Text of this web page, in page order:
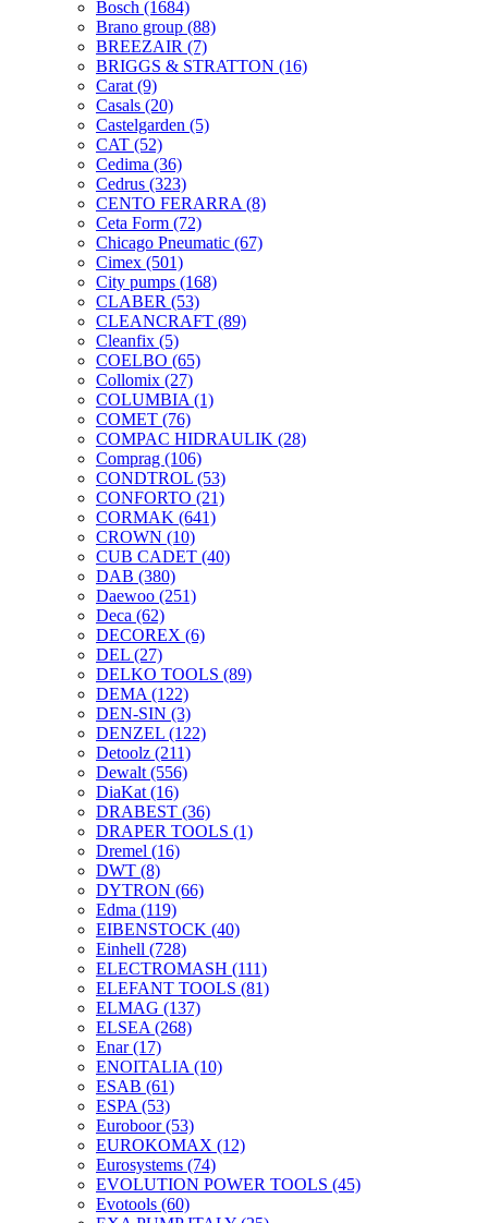
Bosch (1684)
Brano group (88)
BREEZAIR (7)
BRIGGS & STRATTON (16)
Carat (9)
Casals (20)
Castelgarden (5)
CAT (52)
Cedima (36)
Cedrus (323)
CENTO FERARRA (8)
Ceta Form (72)
Chicago Pneumatic (67)
Cimex (501)
City pumps (168)
CLABER (53)
CLEANCRAFT (89)
Cleanfix (5)
COELBO (65)
Collomix (27)
COLUMBIA (1)
COMET (76)
COMPAC HIDRAULIK (28)
Comprag (106)
CONDTROL (53)
CONFORTO (21)
CORMAK (641)
CROWN (10)
CUB CADET (40)
DAB (380)
Daewoo (251)
Deca (62)
DECOREX (6)
DEL (27)
DELKO TOOLS (89)
DEMA (122)
DEN-SIN (3)
DENZEL (122)
Detoolz (211)
Dewalt (556)
DiaKat (16)
DRABEST (36)
DRAPER TOOLS (1)
Dremel (16)
DWT (8)
DYTRON (66)
Edma (119)
EIBENSTOCK (40)
Einhell (728)
ELECTROMASH (111)
ELEFANT TOOLS (81)
ELMAG (137)
ELSEA (268)
Enar(17)
ENOITALIA (10)
ESAB (61)
ESPA (53)
Euroboor(53)
EUROKOMAX (12)
Eurosystems (74)
EVOLUTION POWER TOOLS (45)
Evotools (60)